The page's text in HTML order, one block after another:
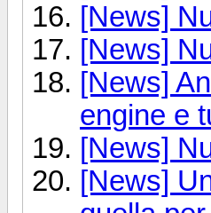
[News]
[News]
[News]
engine e
[News]
[News]